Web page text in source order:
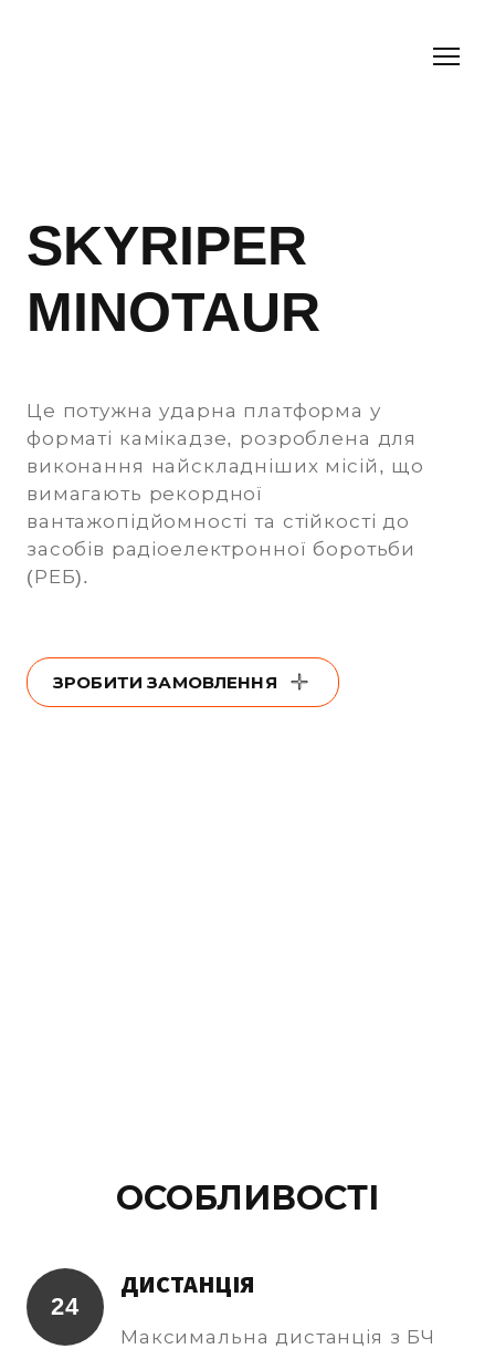
SKYRIPER
MINOTAUR
Це потужна ударна платформа у
форматі камікадзе, розроблена для
виконання найскладніших місій, що
вимагають рекордної
вантажопідйомності та стійкості до
засобів радіоелектронної боротьби
(РЕБ).
ЗРОБИТИ ЗАМОВЛЕННЯ
ОСОБЛИВОСТІ
24
ДИСТАНЦІЯ
Максимальна дистанція з БЧ